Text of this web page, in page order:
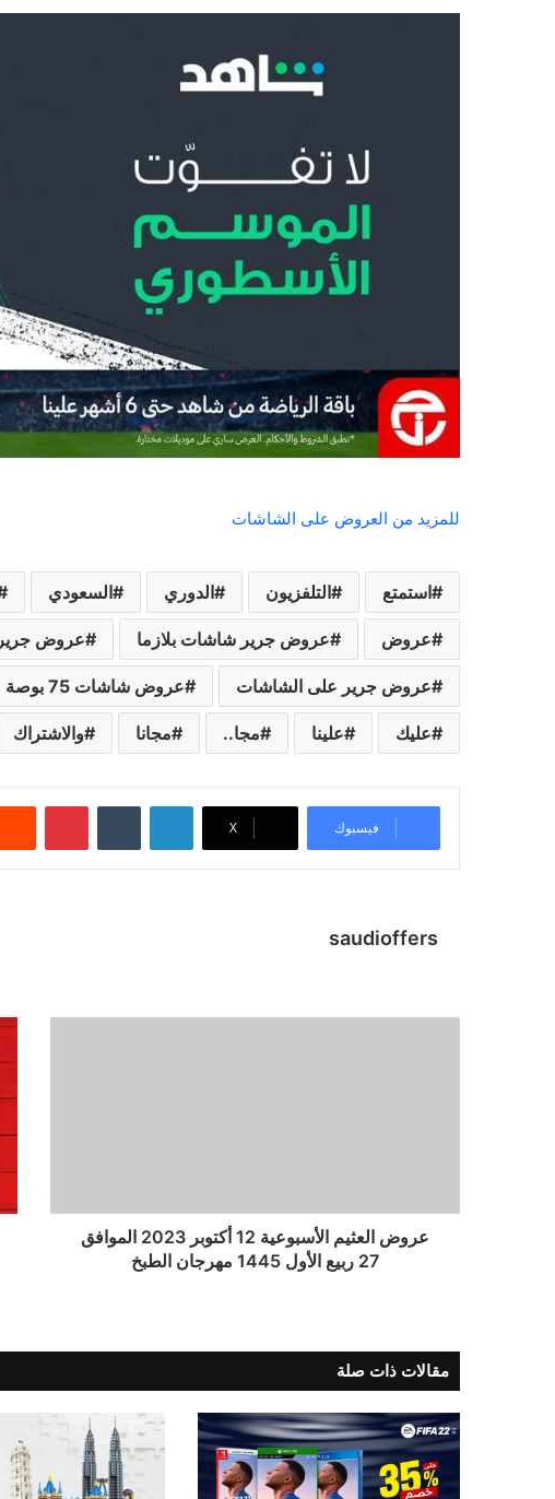
للمزيد من العروض على الشاشات
استمتع التلفزيون الدوري السعودي
عروض عروض جرير شاشات بلازما عروض
عروض جرير على الشاشات عروض شاشات 75 بوصة
عليك علينا مجا.. مجانا والاشتراك
فيسبوك X
لينكدإن بينتيريست
saudioffers
عروض العثيم الأسبوعية 12 أكتوبر 2023 الموافق
27 ربيع الأول 1445 مهرجان الطبخ
مقالات ذات صلة